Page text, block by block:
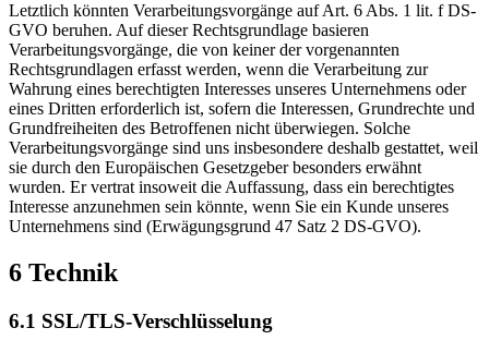
Letztlich könnten Verarbeitungsvorgänge auf Art. 6 Abs. 1 lit. f DS-
GVO beruhen. Auf dieser Rechtsgrundlage basieren
Verarbeitungsvorgänge, die von keiner der vorgenannten
Rechtsgrundlagen erfasst werden, wenn die Verarbeitung zur
Wahrung eines berechtigten Interesses unseres Unternehmens oder
eines Dritten erforderlich ist, sofern die Interessen, Grundrechte und
Grundfreiheiten des Betroffenen nicht überwiegen. Solche
Verarbeitungsvorgänge sind uns insbesondere deshalb gestattet, weil
sie durch den Europäischen Gesetzgeber besonders erwähnt
wurden. Er vertrat insoweit die Auffassung, dass ein berechtigtes
Interesse anzunehmen sein könnte, wenn Sie ein Kunde unseres
Unternehmens sind (Erwägungsgrund 47 Satz 2 DS-GVO).
6 Technik
6.1 SSL/TLS-Verschlüsselung